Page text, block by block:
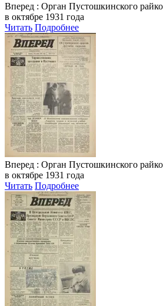
Вперед : Орган Пустошкинского
в октябре 1931 года
Читать Подробнее
Вперед : Орган Пустошкинского
в октябре 1931 года
Читать Подробнее